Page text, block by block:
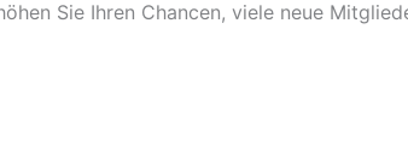
Sie Ihren Chancen, viele neue